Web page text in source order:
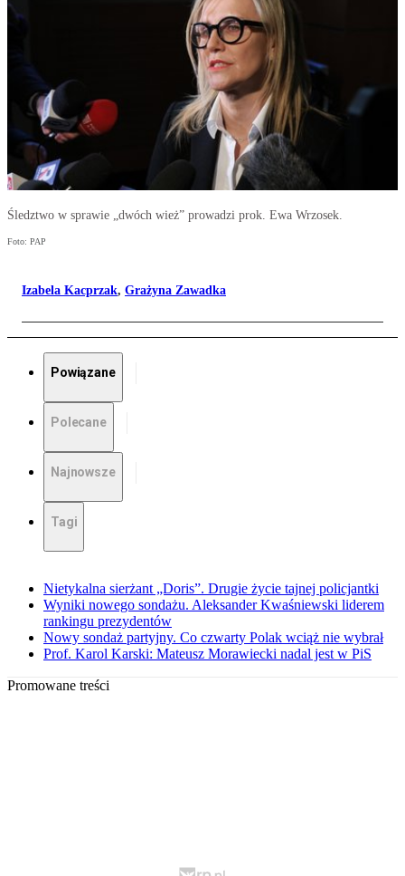
Śledztwo w sprawie „dwóch wież” prowadzi prok. Ewa Wrzosek.
Foto: PAP
Izabela Kacprzak, Grażyna Zawadka
Powiązane
Polecane
Najnowsze
Tagi
Nietykalna sierżant „Doris”. Drugie życie tajnej policjantki
Wyniki nowego sondażu. Aleksander Kwaśniewski liderem
rankingu prezydentów
Nowy sondaż partyjny. Co czwarty Polak wciąż nie wybrał
Prof. Karol Karski: Mateusz Morawiecki nadal jest w PiS
Promowane treści